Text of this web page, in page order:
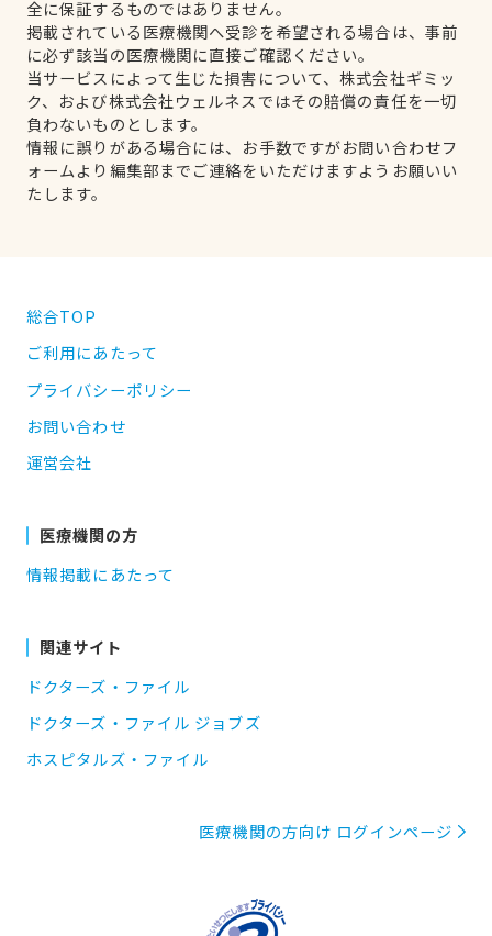
全に保証するものではありません。
掲載されている医療機関へ受診を希望される場合は、事前
に必ず該当の医療機関に直接ご確認ください。
当サービスによって生じた損害について、株式会社ギミッ
ク、および株式会社ウェルネスではその賠償の責任を一切
負わないものとします。
情報に誤りがある場合には、お手数ですがお問い合わせフ
ォームより編集部までご連絡をいただけますようお願いい
たします。
総合TOP
ご利用にあたって
プライバシーポリシー
お問い合わせ
運営会社
医療機関の方
情報掲載にあたって
関連サイト
ドクターズ・ファイル
ドクターズ・ファイル ジョブズ
ホスピタルズ・ファイル
医療機関の方向け ログインページ